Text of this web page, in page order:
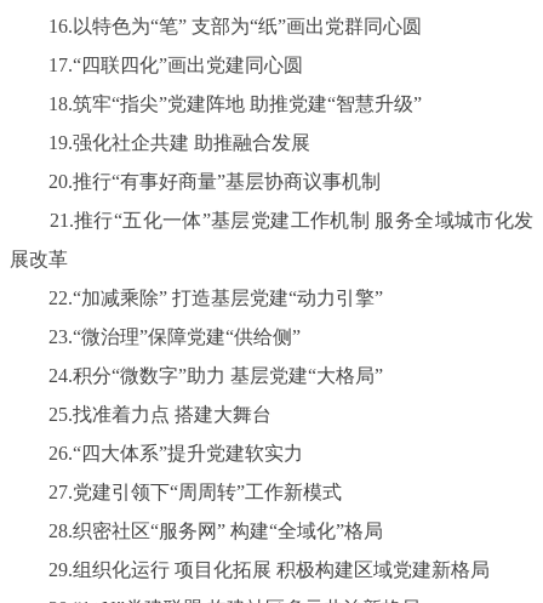
16.以特色为“笔” 支部为“纸”画出党群同心圆
17.“四联四化”画出党建同心圆
18.筑牢“指尖”党建阵地 助推党建“智慧升级”
19.强化社企共建 助推融合发展
20.推行“有事好商量”基层协商议事机制
21.推行“五化一体”基层党建工作机制 服务全域城市化发
展改革
22.“加减乘除” 打造基层党建“动力引擎”
23.“微治理”保障党建“供给侧”
24.积分“微数字”助力 基层党建“大格局”
25.找准着力点 搭建大舞台
26.“四大体系”提升党建软实力
27.党建引领下“周周转”工作新模式
28.织密社区“服务网” 构建“全域化”格局
29.组织化运行 项目化拓展 积极构建区域党建新格局